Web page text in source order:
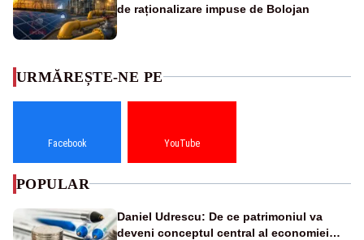
de raționalizare impuse de Bolojan
URMĂREȘTE-NE PE
Facebook YouTube
POPULAR
Daniel Udrescu: De ce patrimoniul va
deveni conceptul central al economiei